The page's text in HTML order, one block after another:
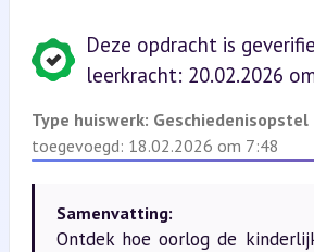
Deze opdracht is
leerkracht: 20.02.2026
Type huiswerk: Geschiedenisopstel
toegevoegd: 18.02.2026 om 7:48
Samenvatting:
Ontdek hoe oorlog de